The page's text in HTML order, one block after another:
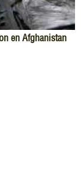
en Afghanistan